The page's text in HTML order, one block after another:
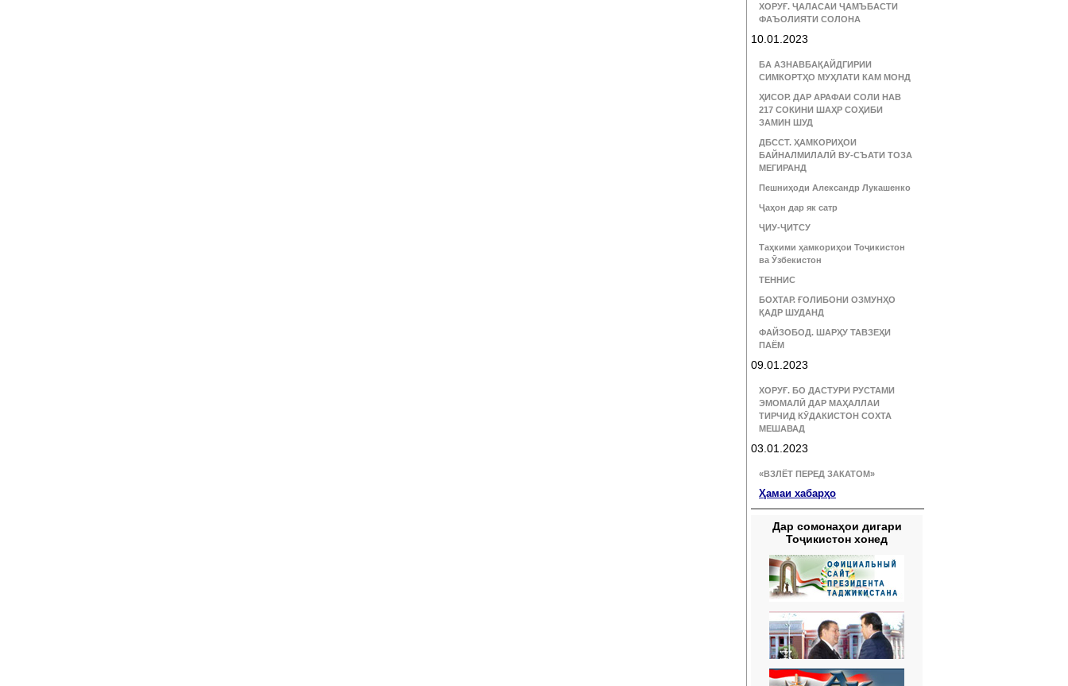
ХОРУҒ. ҶАЛАСАИ ҶАМЪБАСТИ
ФАЪОЛИЯТИ СОЛОНА
10.01.2023
БА АЗНАВБАҚАЙДГИРИИ
СИМКОРТҲО МУҲЛАТИ КАМ МОНД
ҲИСОР. ДАР АРАФАИ СОЛИ НАВ
217 СОКИНИ ШАҲР СОҲИБИ
ЗАМИН ШУД
ДБССТ. ҲАМКОРИҲОИ
БАЙНАЛМИЛАЛӢ ВУ-СЪАТИ ТОЗА
МЕГИРАНД
Пешниҳоди Александр Лукашенко
Ҷаҳон дар як сатр
ҶИУ-ҶИТСУ
Таҳкими ҳамкориҳои Тоҷикистон
ва Ӯзбекистон
ТЕННИС
БОХТАР. ҒОЛИБОНИ ОЗМУНҲО
ҚАДР ШУДАНД
ФАЙЗОБОД. ШАРҲУ ТАВЗЕҲИ
ПАЁМ
09.01.2023
ХОРУҒ. БО ДАСТУРИ РУСТАМИ
ЭМОМАЛӢ ДАР МАҲАЛЛАИ
ТИРЧИД КӮДАКИСТОН СОХТА
МЕШАВАД
03.01.2023
«ВЗЛЁТ ПЕРЕД ЗАКАТОМ»
Ҳамаи хабарҳо
Дар сомонаҳои дигари
Тоҷикистон хонед